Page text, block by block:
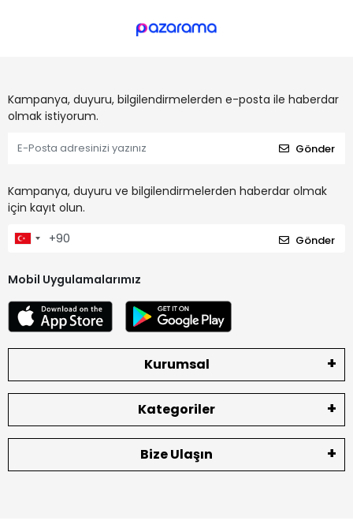
Kampanya, duyuru, bilgilendirmelerden e-posta ile haberdar
olmak istiyorum.
Gönder
Kampanya, duyuru ve bilgilendirmelerden haberdar olmak
için kayıt olun.
Gönder
Mobil Uygulamalarımız
Kurumsal
Kategoriler
Bize Ulaşın